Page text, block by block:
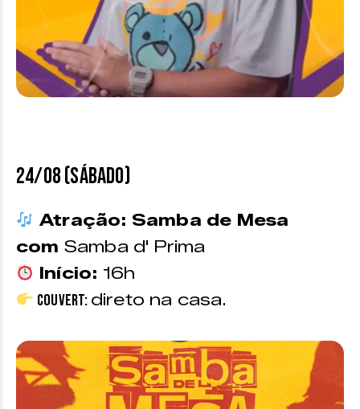
24/08 (sábado)
Atração: Samba de Mesa
com Samba d' Prima
Início: 16h
Couvert: direto na casa.